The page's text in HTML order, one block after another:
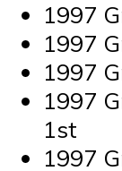
1997
1997
1997
1997
1st
1997